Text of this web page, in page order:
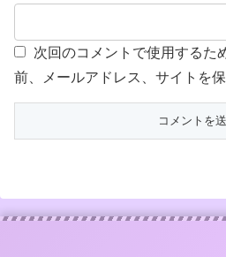
次回のコメントで使用するた
前、メールアドレス、サイトを保